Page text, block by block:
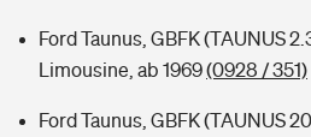
Ford Taunus, GBFK (TAUNUS
Limousine, ab 1969(0928 / 351)
Ford Taunus, GBFK (TAUNUS